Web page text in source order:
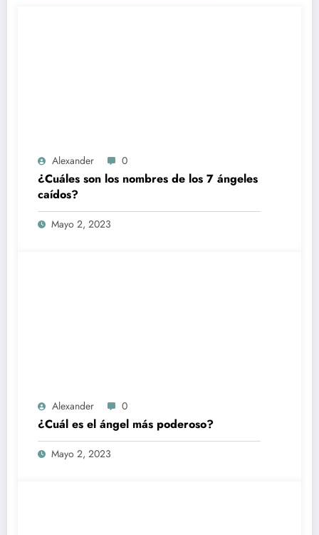
Alexander 0
¿Cuáles son los nombres de los 7 ángeles
caídos?
Mayo 2, 2023
Alexander 0
¿Cuál es el ángel más poderoso?
Mayo 2, 2023